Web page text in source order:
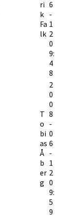
ri
k
Fa
lk
6
-
1
2
0
9:
4
8
T
o
bi
as
Å
b
er
g
2
0
0
8
-
0
6
-
1
2
0
9:
5
9